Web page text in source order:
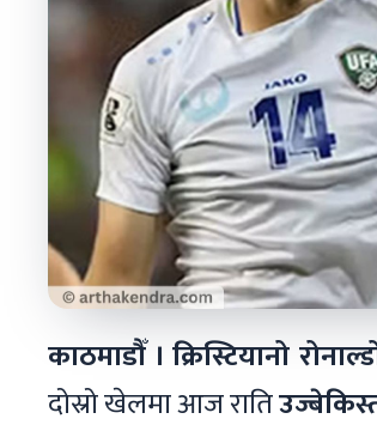
काठमाडौँ । क्रिस्टियानो
दोस्रो खेलमा आज राति